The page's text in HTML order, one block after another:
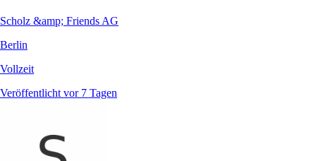
Scholz &amp; Friends AG
Berlin
Vollzeit
Veröffentlicht vor 7 Tagen